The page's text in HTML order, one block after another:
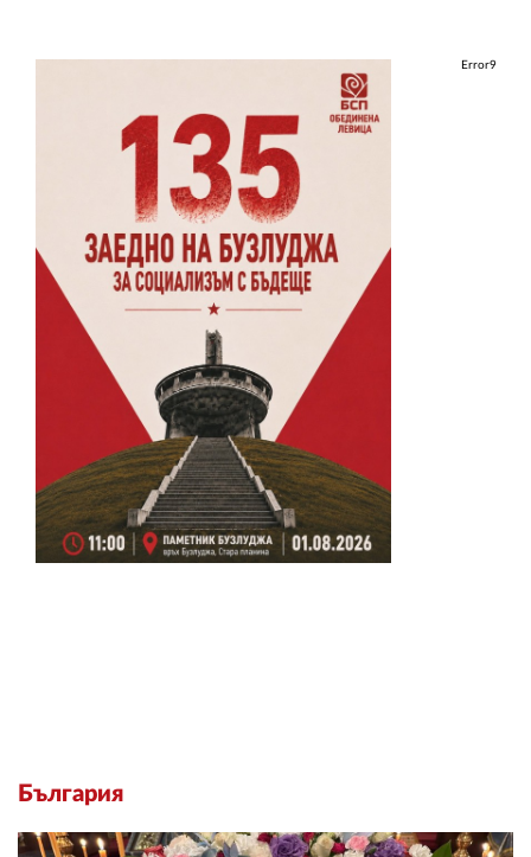
Error9
България